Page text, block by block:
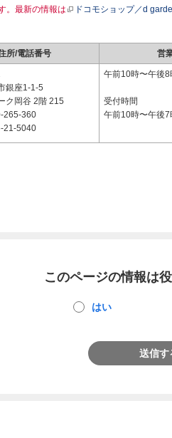
。最新の情報は ドコモショップ／d
所/電話番号 営
銀座1-1-5
ク岡谷 2階 215
265-360
21-5040
午前10時〜午後8
受付時間
午前10時〜午後7
このページの情報は
はい
送信す